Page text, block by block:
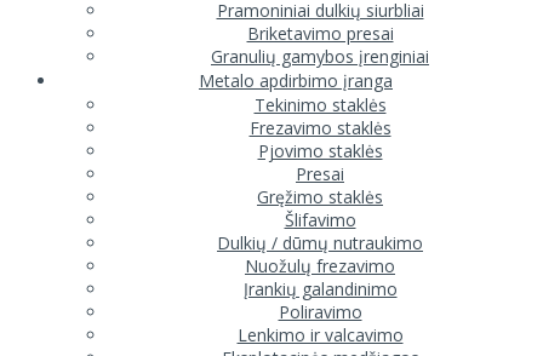
Pramoniniai dulkių siurbliai
Briketavimo presai
Granulių gamybos įrenginiai
Metalo apdirbimo įranga
Tekinimo staklės
Frezavimo staklės
Pjovimo staklės
Presai
Gręžimo staklės
Šlifavimo
Dulkių / dūmų nutraukimo
Nuožulų frezavimo
Įrankių galandinimo
Poliravimo
Lenkimo ir valcavimo